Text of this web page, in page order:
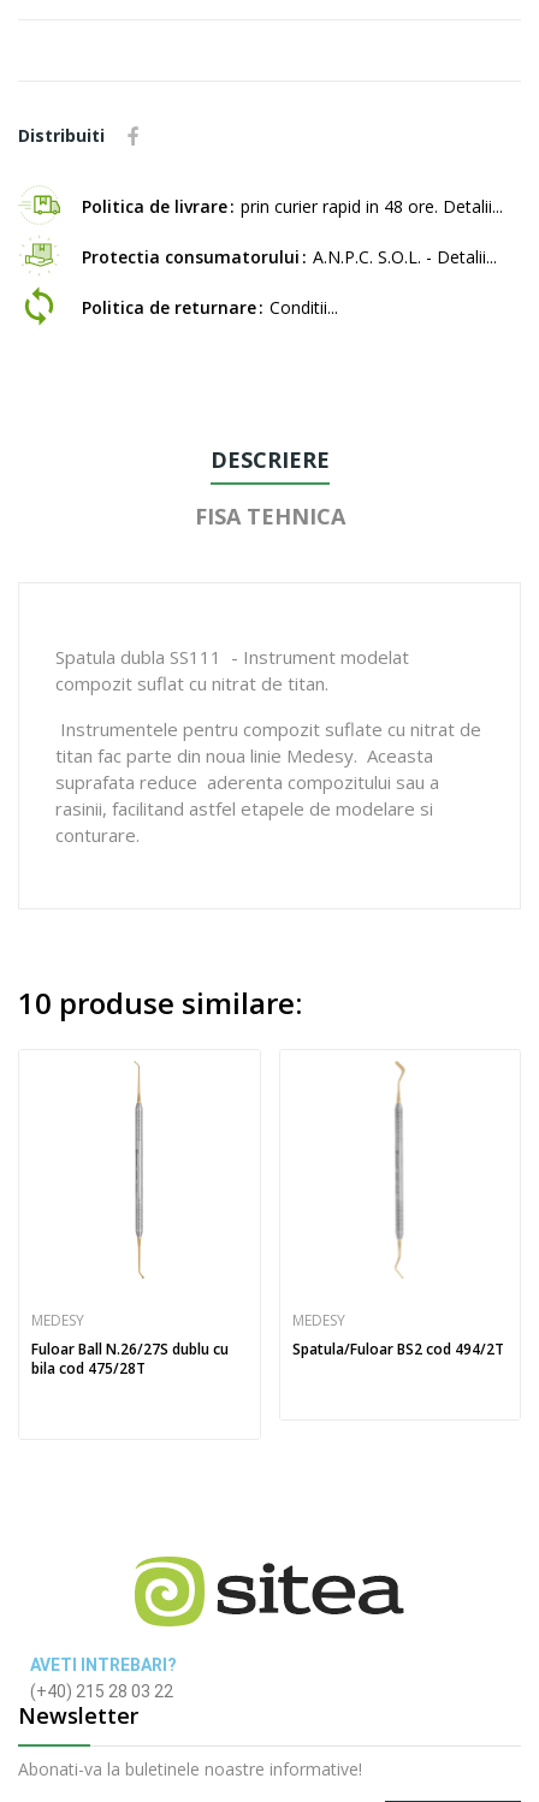
Distribuiti
Politica de livrare prin curier rapid in 48 ore. Detalii...
Protectia consumatorului A.N.P.C. S.O.L. - Detalii...
Politica de returnare Conditii...
DESCRIERE
FISA TEHNICA
Spatula dubla SS111 - Instrument modelat
compozit suflat cu nitrat de titan.
Instrumentele pentru compozit suflate cu nitrat de
titan fac parte din noua linie Medesy. Aceasta
suprafata reduce aderenta compozitului sau a
rasinii, facilitand astfel etapele de modelare si
conturare.
10 produse similare:
MEDESY
Fuloar Ball N.26/27S dublu cu
bila cod 475/28T
MEDESY
Spatula/Fuloar BS2 cod 494/2T
AVETI INTREBARI?
(+40) 215 28 03 22
Newsletter
Abonati-va la buletinele noastre informative!